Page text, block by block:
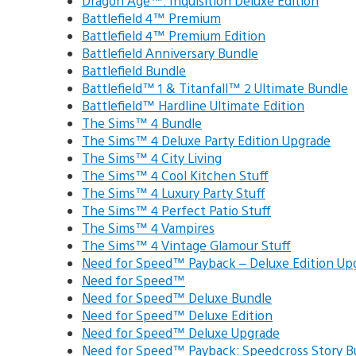
Battlefield 4™ Premium
Battlefield 4™ Premium Edition
Battlefield Anniversary Bundle
Battlefield Bundle
Battlefield™ 1 & Titanfall™ 2 Ultimate Bundle
Battlefield™ Hardline Ultimate Edition
The Sims™ 4 Bundle
The Sims™ 4 Deluxe Party Edition Upgrade
The Sims™ 4 City Living
The Sims™ 4 Cool Kitchen Stuff
The Sims™ 4 Luxury Party Stuff
The Sims™ 4 Perfect Patio Stuff
The Sims™ 4 Vampires
The Sims™ 4 Vintage Glamour Stuff
Need for Speed™ Payback – Deluxe Edition
Need for Speed™
Need for Speed™ Deluxe Bundle
Need for Speed™ Deluxe Edition
Need for Speed™ Deluxe Upgrade
Need for Speed™ Payback: Speedcross Story